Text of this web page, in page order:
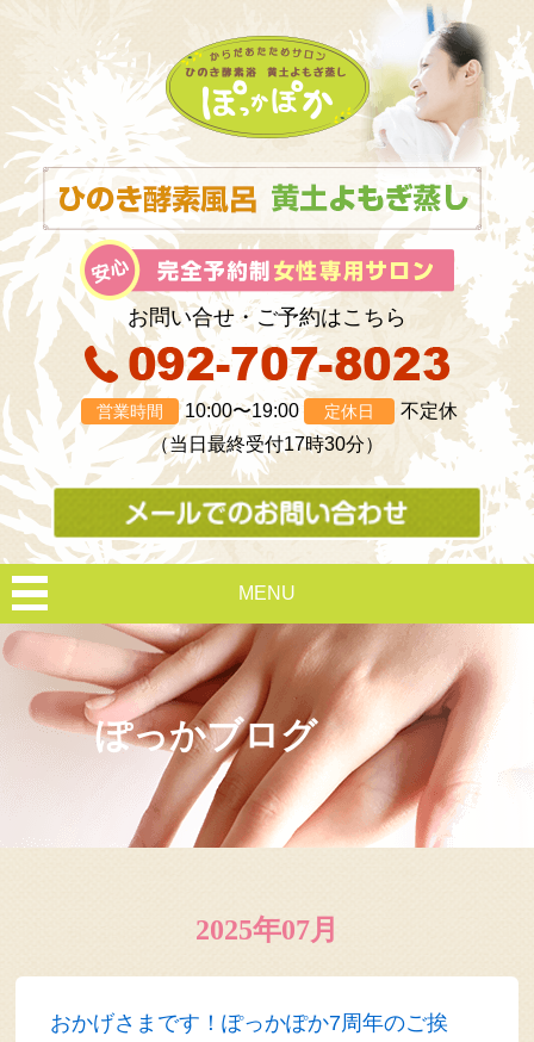
お問い合せ・ご予約はこちら
営業時間 10:00〜19:00 定休日
不定休
（当日最終受付17時30分）
MENU
ぽっかブログ
2025年07月
おかげさまです！ぽっかぽか7周年のご挨